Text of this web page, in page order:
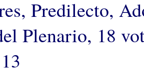
Predilecto,
Plenario, 18